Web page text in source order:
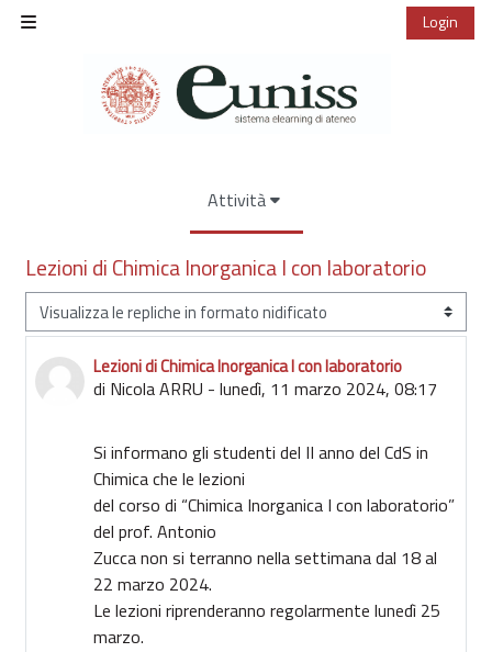
Vai al contenuto principale
Login
Attività
Lezioni di Chimica Inorganica I con laboratorio
Modalità visualizzazione
Lezioni di Chimica Inorganica I con laboratorio
di Nicola ARRU - lunedì, 11 marzo 2024, 08:17
Numero di risposte: 0
Si informano gli studenti del II anno del CdS in
Chimica che le lezioni
del corso di “Chimica Inorganica I con laboratorio”
del prof. Antonio
Zucca non si terranno nella settimana dal 18 al
22 marzo 2024.
Le lezioni riprenderanno regolarmente lunedì 25
marzo.